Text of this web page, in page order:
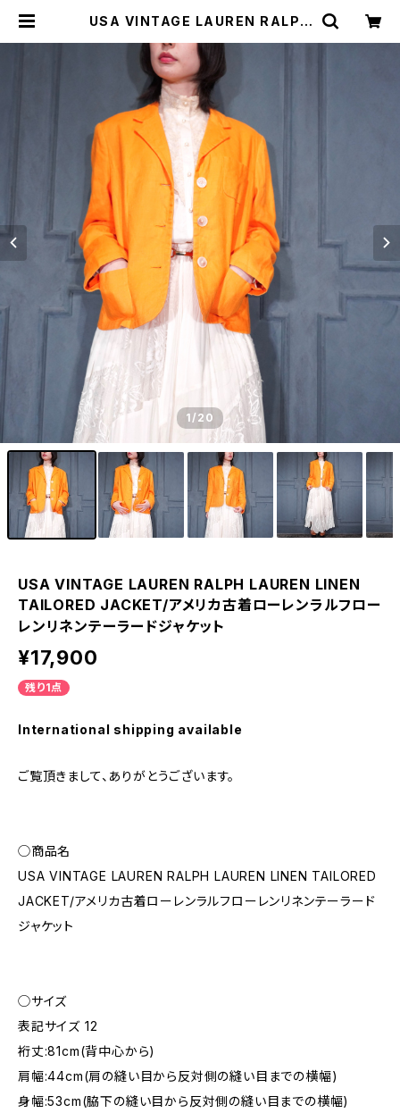
USA VINTAGE LAUREN RALPH
KET/アメリカ古着ローレンラルフロ
ーレンリネンテーラードジャケット |
Titti Vintage
1/20
USA VINTAGE LAUREN RALPH LAUREN LINEN
TAILORED JACKET/アメリカ古着ローレンラルフロー
レンリネンテーラードジャケット
¥17,900
残り1点
International shipping available
ご覧頂きまして、ありがとうございます。
◯商品名
USA VINTAGE LAUREN RALPH LAUREN LINEN TAILORED
JACKET/アメリカ古着ローレンラルフローレンリネンテーラード
ジャケット
◯サイズ
表記サイズ 12
裄丈:81cm(背中心から)
肩幅:44cm(肩の縫い目から反対側の縫い目までの横幅)
身幅:53cm(脇下の縫い目から反対側の縫い目までの横幅)